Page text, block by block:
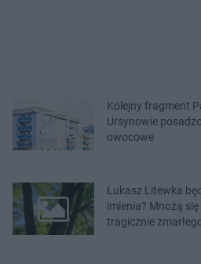
Kolejny fragment
Ursynowie
owocowe
Łukasz Litewka
imienia? Mnożą
tragicznie